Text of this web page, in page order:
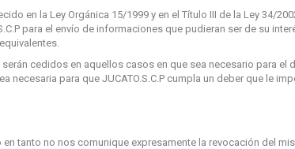
en la Ley Orgánica 15/1999 y en el Título III de la Ley 34/
para el envío de informaciones que pudieran ser de su
cedidos en aquellos casos en que sea necesario para el
necesaria para que JUCATO.S.C.P cumpla un deber que le
tanto no nos comunique expresamente la revocación del